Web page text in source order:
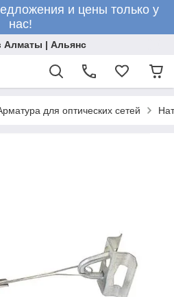
и цены только у
нас!
Алматы | Альянс
для оптических сетей